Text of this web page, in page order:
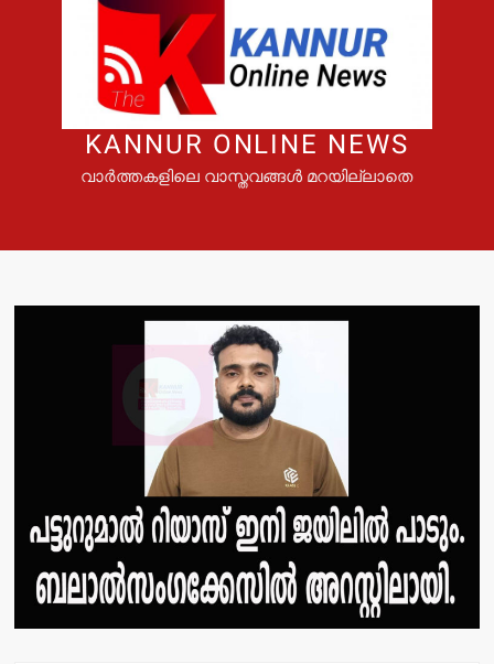
KANNUR ONLINE NEWS
വാർത്തകളിലെ വാസ്തവങ്ങൾ മറയില്ലാതെ